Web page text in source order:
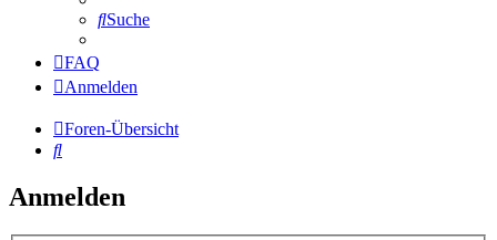
Suche
FAQ
Anmelden
Foren-Übersicht
Suche
Anmelden